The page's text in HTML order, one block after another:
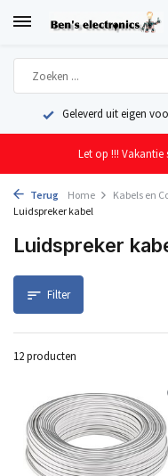
Geleverd uit eigen
Let op !!! Vakantie
Terug Home Kabels en
Luidspreker kabel
Luidspreker
Filter
12 producten